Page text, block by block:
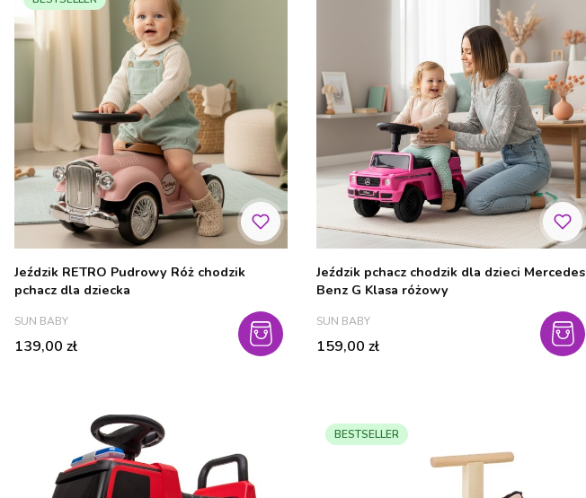
Jeździk RETRO Pudrowy Róż chodzik
pchacz dla dziecka
PRODUCENT
SUN BABY
Cena
139,00 zł
Jeździk pchacz chodzik dla dzieci Mercedes
Benz G Klasa różowy
PRODUCENT
SUN BABY
Cena
159,00 zł
BESTSELLER